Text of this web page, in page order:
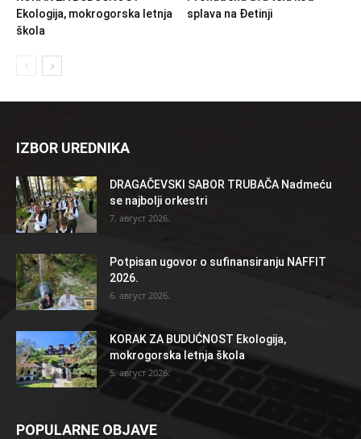
Ekologija, mokrogorska letnja
škola
splava na Đetinji
IZBOR UREDNIKA
DRAGAČEVSKI SABOR TRUBAČA Nadmeću
se najbolji orkestri
7. август 2026.
Potpisan ugovor o sufinansiranju NAFFIT
2026.
6. август 2026.
KORAK ZA BUDUĆNOST Ekologija,
mokrogorska letnja škola
5. август 2026.
POPULARNE OBJAVE